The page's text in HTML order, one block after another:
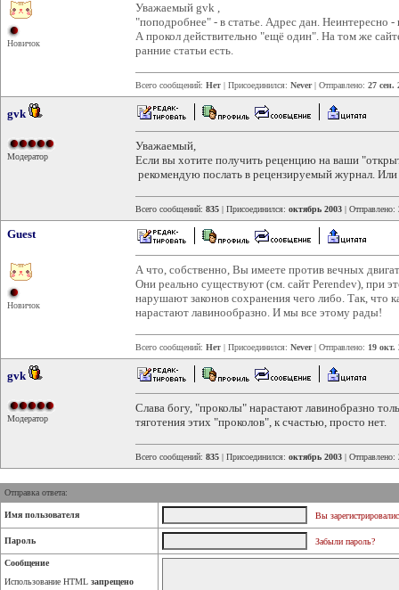
Новичок
Уважаемый gvk ,
"поподробнее" - в статье. Адрес дан. Неинтересно -
А прокол действительно "ещё один". На том же
ранние статьи есть.
Всего сообщений: Нет | Присоединился: Never| Отправлено: 27 сен.
gvk
Модератор
Уважаемый,
Если вы хотите получить реценцию на ваши
рекомендую послать в рецензируемый журнал.
Всего сообщений: 835 | Присоединился: октябрь 2003 | Отправлено:
Guest
Новичок
А что, собственно, Вы имеете против вечных
Они реально существуют (см. сайт Реrendev), при
нарушают законов сохранения чего либо. Так, что
нарастают лавинообразно. И мы все этому рады!
Всего сообщений: Нет | Присоединился: Never| Отправлено: 19 окт.
gvk
Модератор
Слава богу, "проколы" нарастают лавинобразно
тяготения этих "проколов", к счастью, просто нет.
Всего сообщений: 835 | Присоединился: октябрь 2003 | Отправлено:
Отправка ответа:
Имя пользователя Вы
Пароль Забыли пароль?
Сообщение
Использование HTML запрещено